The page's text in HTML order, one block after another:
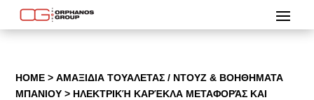
HOME >ΑΜΑΞΙΔΙΑ ΤΟΥΑΛΕΤΑΣ / ΝΤΟΥΖ & ΒΟΗΘΗΜΑΤΑ
ΜΠΑΝΙΟΥ > ΗΛΕΚΤΡΙΚΉ ΚΑΡΈΚΛΑ ΜΕΤΑΦΟΡΆΣ ΚΑΙ